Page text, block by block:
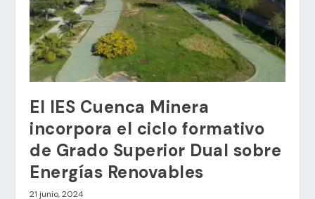
El IES Cuenca Minera
incorpora el ciclo formativo
de Grado Superior Dual sobre
Energías Renovables
21 junio, 2024